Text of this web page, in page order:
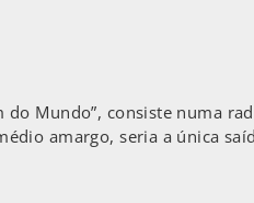
do Mundo”, consiste numa
amargo, seria a única